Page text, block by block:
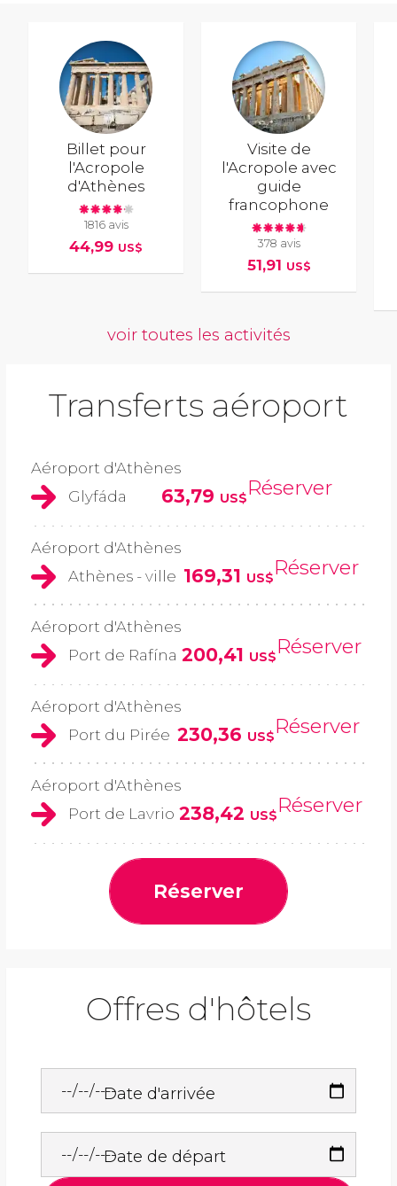
Billet pour
l'Acropole
d'Athènes
1816 avis
44,99 US$
Visite de
l'Acropole avec
guide
francophone
378 avis
51,91 US$
voir toutes les activités
Transferts aéroport
Aéroport d'Athènes
Glyfáda
63,79 US$Réserver
Aéroport d'Athènes
Athènes - ville 169,31 US$Réserver
Aéroport d'Athènes
Port de Rafína 200,41 US$Réserver
Aéroport d'Athènes
Port du Pirée 230,36 US$Réserver
Aéroport d'Athènes
Port de Lavrio 238,42 US$Réserver
Réserver
Offres d'hôtels
Date d'arrivée
Date de départ